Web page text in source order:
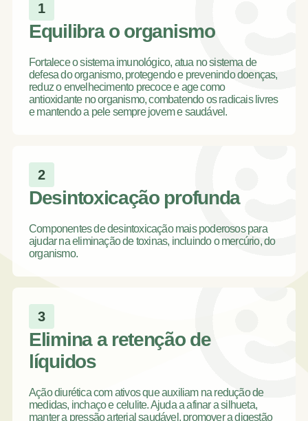
1
Equilibra o organismo
Fortalece o sistema imunológico, atua no sistema de
defesa do organismo, protegendo e prevenindo doenças,
reduz o envelhecimento precoce e age como
antioxidante no organismo, combatendo os radicais livres
e mantendo a pele sempre jovem e saudável.
2
Desintoxicação profunda
Componentes de desintoxicação mais poderosos para
ajudar na eliminação de toxinas, incluindo o mercúrio, do
organismo.
3
Elimina a retenção de
líquidos
Ação diurética com ativos que auxiliam na redução de
medidas, inchaço e celulite. Ajuda a afinar a silhueta,
manter a pressão arterial saudável, promover a digestão